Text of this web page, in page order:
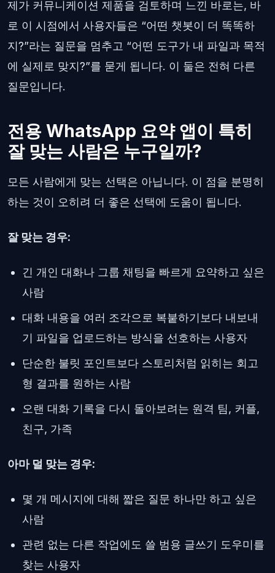
제가 커뮤니케이션 제품을 검토하며 느낀 바로는, 바
로 이 시점에서 사용자들은 “어떤 챗봇이 더 똑똑하
지?”라는 질문을 멈추고 “어떤 도구가 내 파일과 목적
에 실제로 맞지?”를 묻게 됩니다. 이 둘은 전혀 다른
질문입니다.
전용 WhatsApp 요약 앱이 특히
잘 맞는 사람은 누구일까?
모든 사람에게 맞는 선택은 아닙니다. 이 점을 분명히
하는 것이 오히려 더 좋은 선택에 도움이 됩니다.
잘 맞는 경우:
긴 개인 대화나 그룹 채팅을 빠르게 요약하고 싶은
사람
대화 내용을 여러 조각으로 복붙하기보다 내보내
기 파일을 업로드하는 방식을 선호하는 사용자
단순한 불릿 포인트보다 스토리처럼 읽히는 회고
형 결과를 원하는 사람
오랜 대화 기록을 다시 돌아보려는 원격 팀, 커플,
친구, 가족
아마 덜 맞는 경우:
몇 개 메시지에 대해 짧은 질문 하나만 하고 싶은
사람
관련 없는 다른 작업에도 쓸 범용 글쓰기 도우미를
찾는 사용자